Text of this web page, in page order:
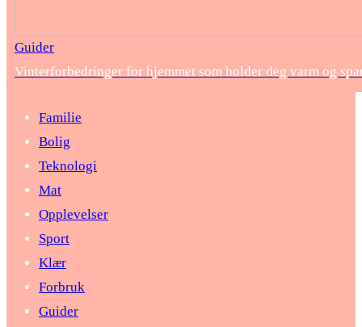
Guider
Vinterforbedringer for hjemmet som holder deg varm og
Familie
Bolig
Teknologi
Mat
Opplevelser
Sport
Klær
Forbruk
Guider